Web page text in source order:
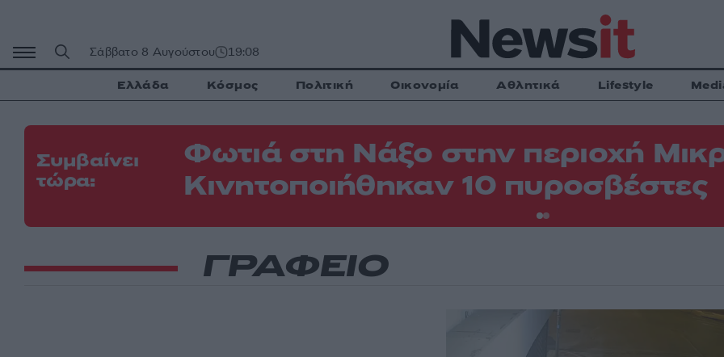
περιεχόμενο
Σάββατο 8 Αυγούστου 19:08
Ελλάδα Κόσμος Πολιτική Οικονομία Αθλητικά Lifestyle
Συμβαίνει
τώρα:
Φωτιά στη Νάξο στην περιοχή
Κινητοποιήθηκαν 10 πυροσβέστες
ΓΡΑΦΕΙΟ